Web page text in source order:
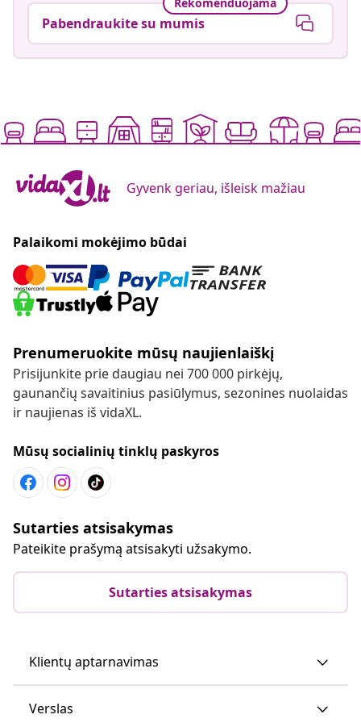
Rekomenduojama
Pabendraukite su mumis
Gyvenk geriau, išleisk mažiau
Palaikomi mokėjimo būdai
Prenumeruokite mūsų naujienlaiškį
Prisijunkite prie daugiau nei 700 000 pirkėjų,
gaunančių savaitinius pasiūlymus, sezonines nuolaidas
ir naujienas iš vidaXL.
Mūsų socialinių tinklų paskyros
Sutarties atsisakymas
Pateikite prašymą atsisakyti užsakymo.
Sutarties atsisakymas
Klientų aptarnavimas
Verslas